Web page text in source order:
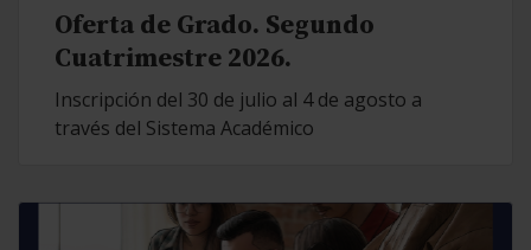
Oferta de Grado. Segundo
Cuatrimestre 2026.
Inscripción del 30 de julio al 4 de agosto a
través del Sistema Académico